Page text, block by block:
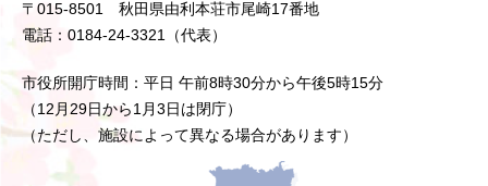
〒015-8501 秋田県由利本荘市尾崎17番地
電話：0184-24-3321（代表）
市役所開庁時間：平日 午前8時30分から午後5時15分
（12月29日から1月3日は閉庁）
（ただし、施設によって異なる場合があります）